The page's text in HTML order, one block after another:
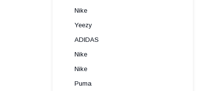
Nike
Yeezy
ADIDAS
Nike
Nike
Puma